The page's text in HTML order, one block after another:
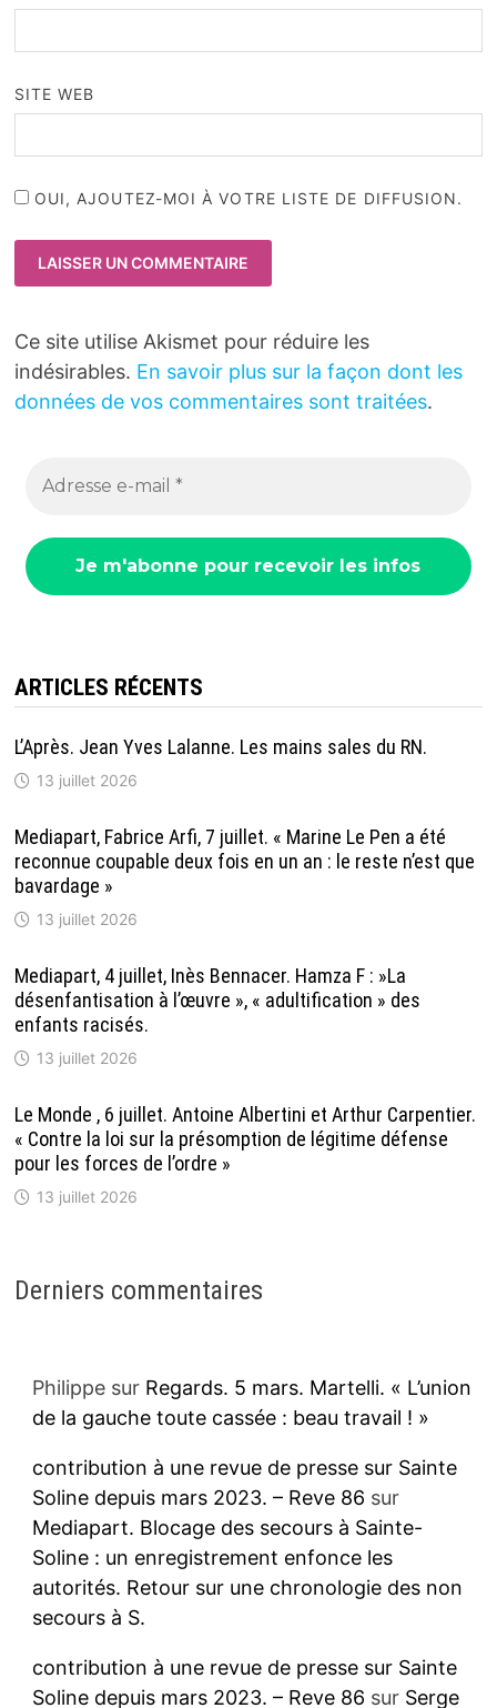
SITE WEB
OUI, AJOUTEZ-MOI À VOTRE LISTE DE DIFFUSION.
Ce site utilise Akismet pour réduire les
indésirables. En savoir plus sur la façon dont les
données de vos commentaires sont traitées.
ARTICLES RÉCENTS
L’Après. Jean Yves Lalanne. Les mains sales du RN.
13 juillet 2026
Mediapart, Fabrice Arfi, 7 juillet. « Marine Le Pen a été
reconnue coupable deux fois en un an : le reste n’est que
bavardage »
13 juillet 2026
Mediapart, 4 juillet, Inès Bennacer. Hamza F : »La
désenfantisation à l’œuvre », « adultification » des
enfants racisés.
13 juillet 2026
Le Monde , 6 juillet. Antoine Albertini et Arthur Carpentier.
« Contre la loi sur la présomption de légitime défense
pour les forces de l’ordre »
13 juillet 2026
Derniers commentaires
Philippesur Regards. 5 mars. Martelli. « L’union
de la gauche toute cassée : beau travail ! »
contribution à une revue de presse sur Sainte
Soline depuis mars 2023. – Reve 86 sur
Mediapart. Blocage des secours à Sainte-
Soline : un enregistrement enfonce les
autorités. Retour sur une chronologie des non
secours à S.
contribution à une revue de presse sur Sainte
Soline depuis mars 2023. – Reve 86 sur Serge